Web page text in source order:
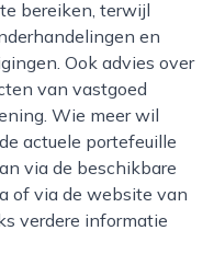
bereiken, terwijl
en
Ook advies over
van vastgoed
Wie meer wil
actuele portefeuille
via de beschikbare
of via de website van
verdere informatie